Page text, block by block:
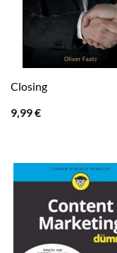
Closing
9,99€